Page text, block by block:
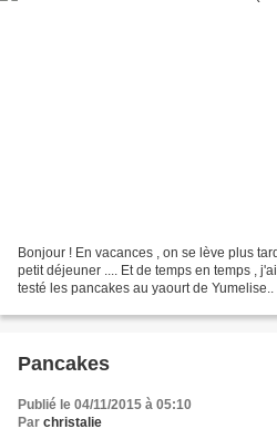
Bonjour ! En vacances , on se lève plus
petit déjeuner .... Et de temps en temps ,
testé les pancakes au yaourt de
Pancakes
Publié le 04/11/2015 à 05:10
Par christalie